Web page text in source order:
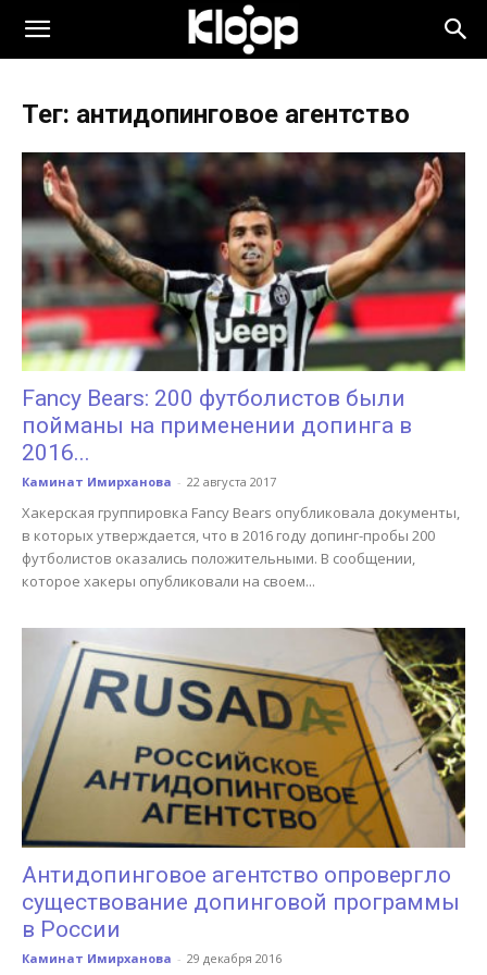
KLOOP.KG
Новости
Кыргызстана
Тег: антидопинговое агентство
Fancy Bears: 200 футболистов были
пойманы на применении допинга в
2016...
Каминат Имирханова - 22 августа 2017
Хакерская группировка Fancy Bears опубликовала документы,
в которых утверждается, что в 2016 году допинг-пробы 200
футболистов оказались положительными. В сообщении,
которое хакеры опубликовали на своем...
Антидопинговое агентство опровергло
существование допинговой программы
в России
Каминат Имирханова - 29 декабря 2016